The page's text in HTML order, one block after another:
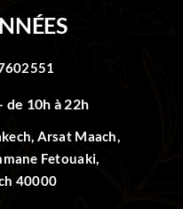
de 10h à 22h
Arsat Maach,
Fetouaki,
40000